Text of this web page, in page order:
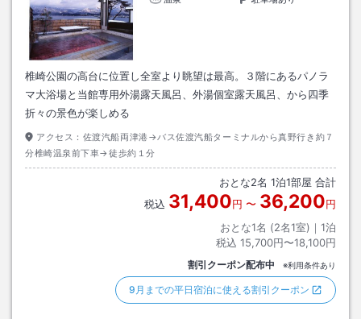
椎崎公園の高台に位置し全室より眺望は最高。３階にあるパノラ
マ大浴場と当館専用外湯露天風呂、外湯個室露天風呂、から四季
折々の景色が楽しめる
アクセス： 佐渡汽船両津港→バス佐渡汽船ターミナルから真野行き約７
分椎崎温泉前下車→徒歩約１分
おとな2名 1泊1部屋 合計
税込 31,400円 〜 36,200円
おとな1名 (2名1室)｜ 1泊
税込 15,700円〜18,100円
割引クーポン配布中 ※利用条件あり
9月までの平日宿泊に使える割引クーポン